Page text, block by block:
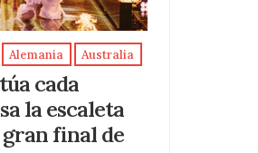
Alemania Australia
cada
la escaleta
final de